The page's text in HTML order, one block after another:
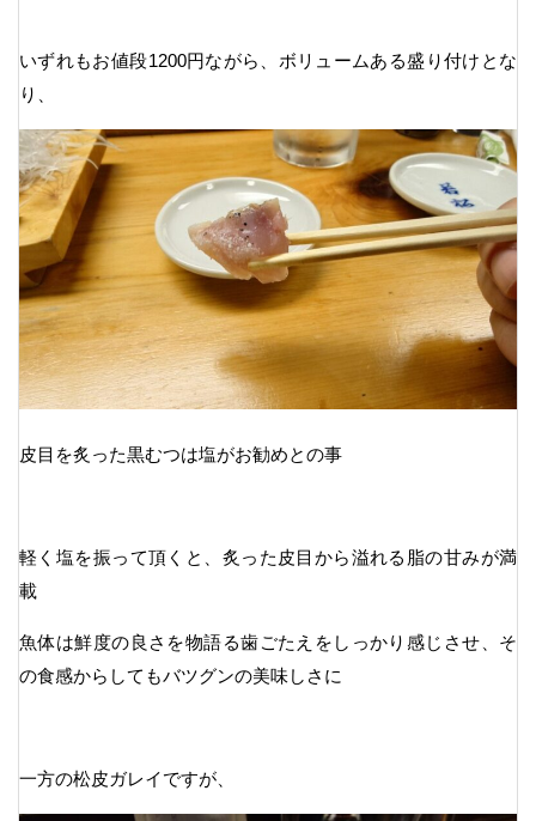
いずれもお値段1200円ながら、ボリュームある盛り付けとな
り、
皮目を炙った黒むつは塩がお勧めとの事
軽く塩を振って頂くと、炙った皮目から溢れる脂の甘みが満
載
魚体は鮮度の良さを物語る歯ごたえをしっかり感じさせ、そ
の食感からしてもバツグンの美味しさに
一方の松皮ガレイですが、